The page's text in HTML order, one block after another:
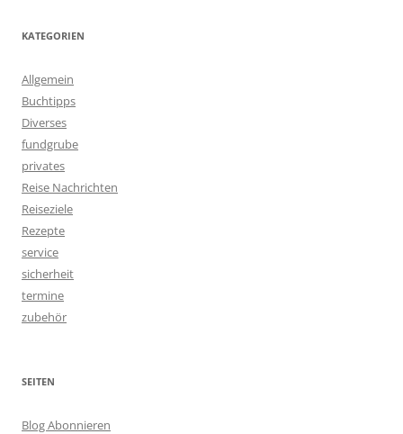
KATEGORIEN
Allgemein
Buchtipps
Diverses
fundgrube
privates
Reise Nachrichten
Reiseziele
Rezepte
service
sicherheit
termine
zubehör
SEITEN
Blog Abonnieren